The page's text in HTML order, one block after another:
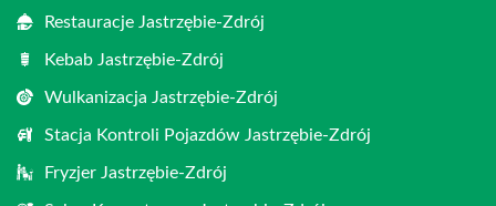
Restauracje Jastrzębie-Zdrój
Kebab Jastrzębie-Zdrój
Wulkanizacja Jastrzębie-Zdrój
Stacja Kontroli Pojazdów Jastrzębie-Zdrój
Fryzjer Jastrzębie-Zdrój